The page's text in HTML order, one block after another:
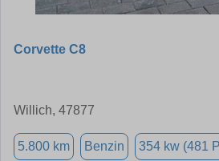
Corvette C8
Willich, 47877
5.800 km Benzin 354 kw (481